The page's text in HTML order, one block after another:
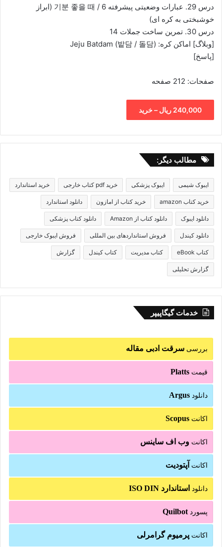
درس 29. عبارات وضعیتی پیشرفته 6 / 기분 좋을 때 (ابراز
خوشبختی به کره ای)
درس 30. تمرین ساخت جملات 14
[وبلاگ] اماکن کره: Jeju Batdam (밭담 / 돌담)
[پاسخ]
صفحات: 212 صفحه
240,000 ریال – خرید
مطالب دیگر:
ایبوک شیمی ایبوک پزشکی خرید pdf کتاب خارجی خرید استاندارد
خرید کتاب amazon خرید کتاب از امازون دانلود استاندارد
دانلود ایبوک دانلود کتاب از Amazon دانلود کتاب پزشکی
دانلود کیندل فروش استانداردهای بین المللی فروش ایبوک خارجی
کتاب eBook کتاب مدیریت کتاب کیندل گزارش
گزارش تحلیلی
خدمات گیگاپیپر
بررسی سرقت ادبی مقاله
قیمت Platts
دانلود Argus
اکانت Scopus
اکانت وب اف ساینس
اکانت آپتودیت
دانلود استاندارد ISO DIN
پسوردQuilbot
اکانت پرمیوم گرامرلی